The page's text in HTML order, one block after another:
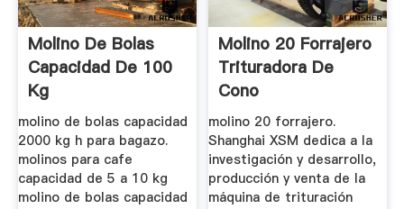
Molino De Bolas
Capacidad De 100
Kg
molino de bolas capacidad
2000 kg h para bagazo.
molinos para cafe
capacidad de 5 a 10 kg
molino de bolas capacidad
Molino 20 Forrajero
Trituradora De
Cono
molino 20 forrajero.
Shanghai XSM dedica a la
investigación y desarrollo,
producción y venta de la
máquina de trituración